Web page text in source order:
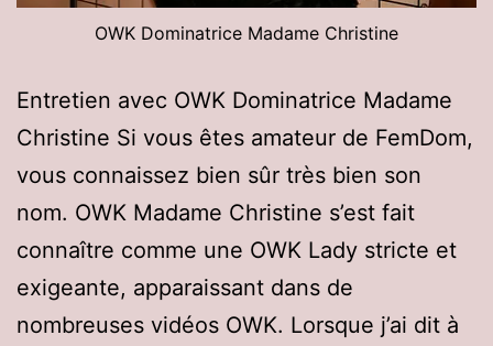
OWK Dominatrice Madame Christine
Entretien avec OWK Dominatrice Madame
Christine Si vous êtes amateur de FemDom,
vous connaissez bien sûr très bien son
nom. OWK Madame Christine s’est fait
connaître comme une OWK Lady stricte et
exigeante, apparaissant dans de
nombreuses vidéos OWK. Lorsque j’ai dit à